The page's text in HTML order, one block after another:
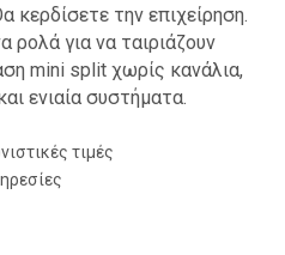
κερδίσετε την επιχείρηση.
για να ταιριάζουν
mini split χωρίς κανάλια,
ενιαία συστήματα.
τιμές